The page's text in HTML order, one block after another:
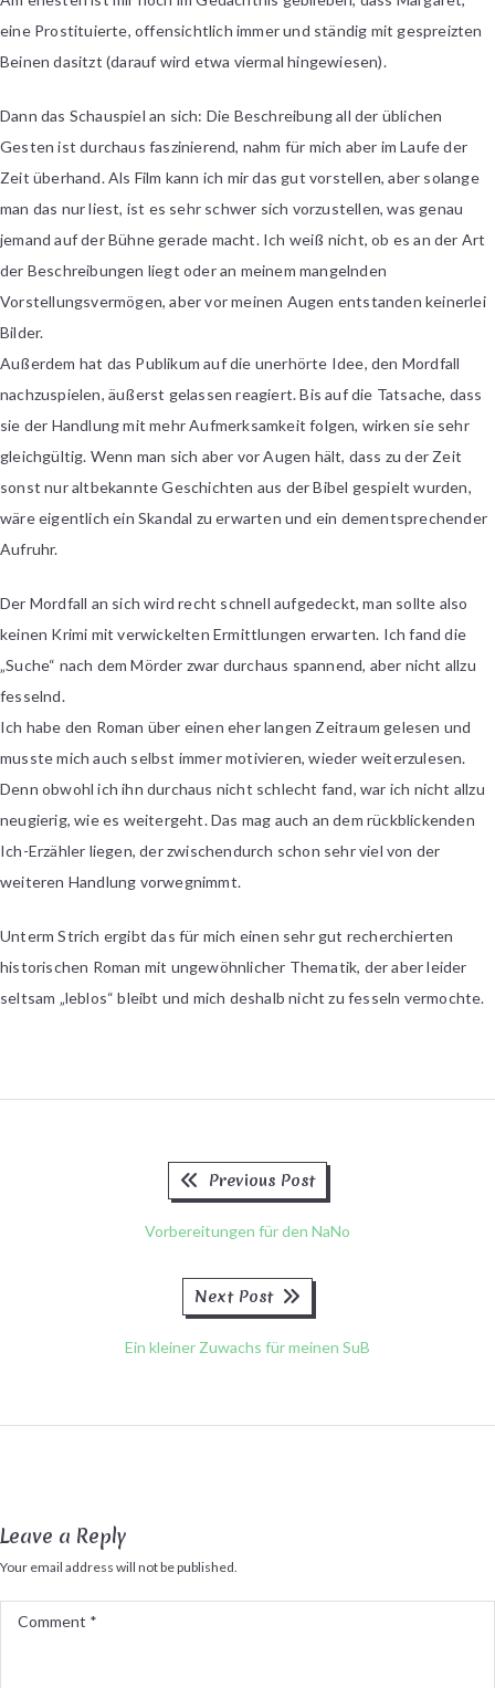
eine Prostituierte, offensichtlich immer und ständig mit gespreizten
Beinen dasitzt (darauf wird etwa viermal hingewiesen).
Dann das Schauspiel an sich: Die Beschreibung all der üblichen
Gesten ist durchaus faszinierend, nahm für mich aber im Laufe der
Zeit überhand. Als Film kann ich mir das gut vorstellen, aber solange
man das nur liest, ist es sehr schwer sich vorzustellen, was genau
jemand auf der Bühne gerade macht. Ich weiß nicht, ob es an der Art
der Beschreibungen liegt oder an meinem mangelnden
Vorstellungsvermögen, aber vor meinen Augen entstanden keinerlei
Bilder.
Außerdem hat das Publikum auf die unerhörte Idee, den Mordfall
nachzuspielen, äußerst gelassen reagiert. Bis auf die Tatsache, dass
sie der Handlung mit mehr Aufmerksamkeit folgen, wirken sie sehr
gleichgültig. Wenn man sich aber vor Augen hält, dass zu der Zeit
sonst nur altbekannte Geschichten aus der Bibel gespielt wurden,
wäre eigentlich ein Skandal zu erwarten und ein dementsprechender
Aufruhr.
Der Mordfall an sich wird recht schnell aufgedeckt, man sollte also
keinen Krimi mit verwickelten Ermittlungen erwarten. Ich fand die
„Suche“ nach dem Mörder zwar durchaus spannend, aber nicht allzu
fesselnd.
Ich habe den Roman über einen eher langen Zeitraum gelesen und
musste mich auch selbst immer motivieren, wieder weiterzulesen.
Denn obwohl ich ihn durchaus nicht schlecht fand, war ich nicht allzu
neugierig, wie es weitergeht. Das mag auch an dem rückblickenden
Ich-Erzähler liegen, der zwischendurch schon sehr viel von der
weiteren Handlung vorwegnimmt.
Unterm Strich ergibt das für mich einen sehr gut recherchierten
historischen Roman mit ungewöhnlicher Thematik, der aber leider
seltsam „leblos“ bleibt und mich deshalb nicht zu fesseln vermochte.
BeitragsnavigationPrevious Post
Vorbereitungen für den NaNo
Next Post
Ein kleiner Zuwachs für meinen SuB
Leave a Reply
Your email address will not be published.
Comment